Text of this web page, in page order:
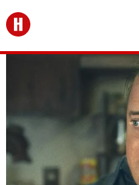
Перейти на главную